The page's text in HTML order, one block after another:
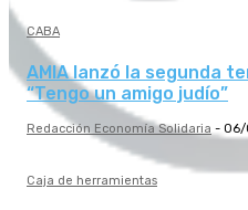
CABA
AMIA lanzó la segunda
“Tengo un amigo judío”
Redacción Economía Solidaria - 06/
Caja de herramientas